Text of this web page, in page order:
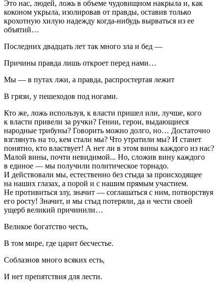
Это нас, людей, ложь в объеме чудовищном накрыла и, как
коконом укрыла, изолировав от правды, оставив только
крохотную хилую надежду когда-нибудь вырваться из ее
объятий…
Последних двадцать лет так много зла и бед —
Причины правда лишь откроет перед нами…
Мы — в путах лжи, а правда, распростертая лежит
В грязи, у пешеходов под ногами.
Кто же, ложь используя, к власти пришел или, лучше, кого
к власти привели за ручки? Гении, герои, выдающиеся
народные трибуны? Говорить можно долго, но… Достаточно
взглянуть на то, кем стали мы? Что утратили мы? И станет
понятно, кто властвует! А нет ли в этом вины каждого из нас?
Малой вины, почти невидимой... Но, сложив вину каждого
в единое — мы получили политическое торнадо.
И действовали мы, естественно без стыда за происходящее
на наших глазах, а порой и с нашим прямым участием.
Не противиться злу, значит — соглашаться с ним, потворствуя
его росту! Значит, и мы стыд потеряли, да и чести своей
ущерб великий причинили…
Великое богатство честь,
В том мире, где царит бесчестье.
Соблазнов много всяких есть,
И нет препятствия для лести.